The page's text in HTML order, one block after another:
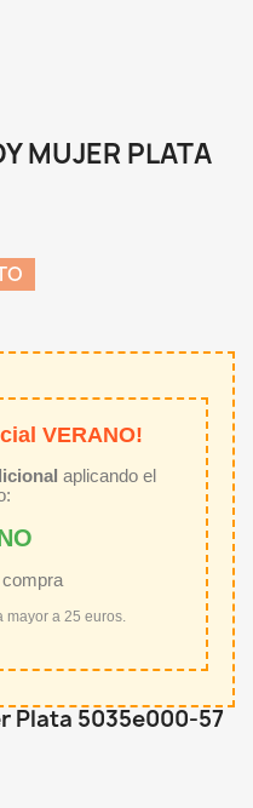
MUJER PLATA
VERANO!
aplicando el
mayor a 25 euros.
Plata 5035e000-57